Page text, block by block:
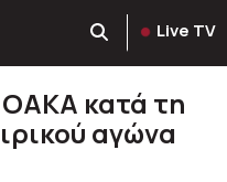
Live TV
ΟΑΚΑ κατά τη
αγώνα